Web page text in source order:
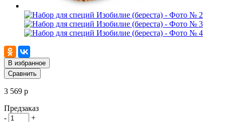
В избранное
Сравнить
3 569 р
Предзаказ
-
+